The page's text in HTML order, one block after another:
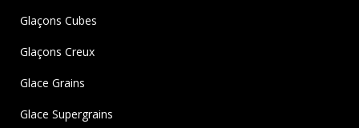
Glaçons Cubes
Glaçons Creux
Glace Grains
Glace Supergrains